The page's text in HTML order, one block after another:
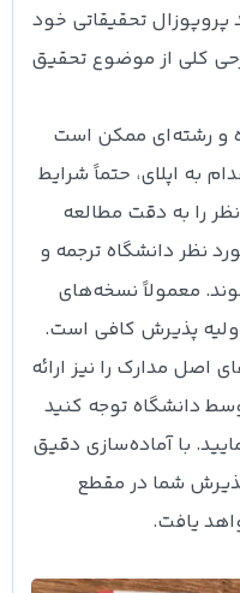
تحقیقاتی خود
کلی از موضوع تحقیق
و رشته‌ای ممکن است
به اپلای، حتماً شرایط
را به دقت مطالعه
نظر دانشگاه ترجمه و
معمولاً نسخه‌های
پذیرش کافی است.
اصل مدارک را نیز ارائه
دانشگاه توجه کنید
با آماده‌سازی دقیق
شما در مقطع
یافت.